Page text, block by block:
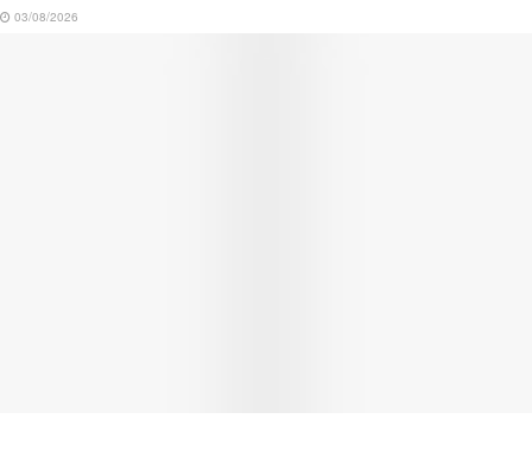
03/08/2026